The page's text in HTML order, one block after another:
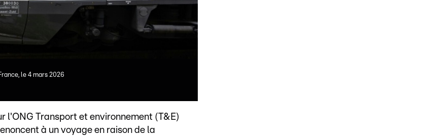
le 4 mars 2026
l'ONG Transport et environnement (T&E)
à un voyage en raison de la